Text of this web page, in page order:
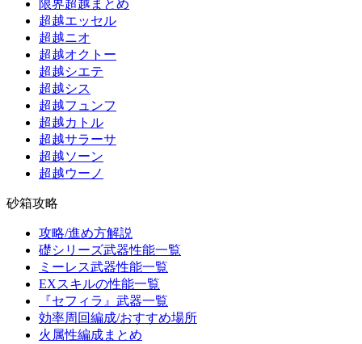
限界超越まとめ
超越エッセル
超越ニオ
超越オクトー
超越シエテ
超越シス
超越フュンフ
超越カトル
超越サラーサ
超越ソーン
超越ウーノ
砂箱攻略
攻略/進め方解説
礎シリーズ武器性能一覧
ミーレス武器性能一覧
EXスキルの性能一覧
『セフィラ』武器一覧
効率周回編成/おすすめ場所
火属性編成まとめ